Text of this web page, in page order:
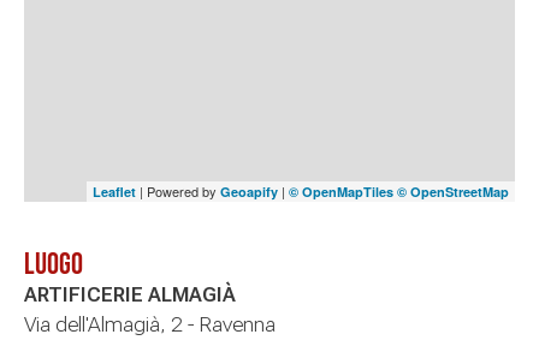
Leaflet | Powered by Geoapify | © OpenMapTiles © OpenStreetMap
Luogo
ARTIFICERIE ALMAGIÀ
Via dell'Almagià, 2 - Ravenna